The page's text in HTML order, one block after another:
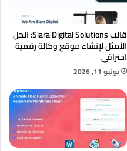
قالب Siara Digital Solutions: الحل
الأمثل لإنشاء موقع وكالة رقمية
احترافي
يونيو 11, 2026